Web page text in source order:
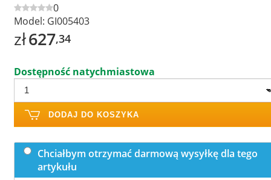
0
Model: GI005403
zł627,34
Dostępność natychmiastowa
DODAJ DO KOSZYKA
Chciałbym otrzymać darmową wysyłkę dla tego
artykułu